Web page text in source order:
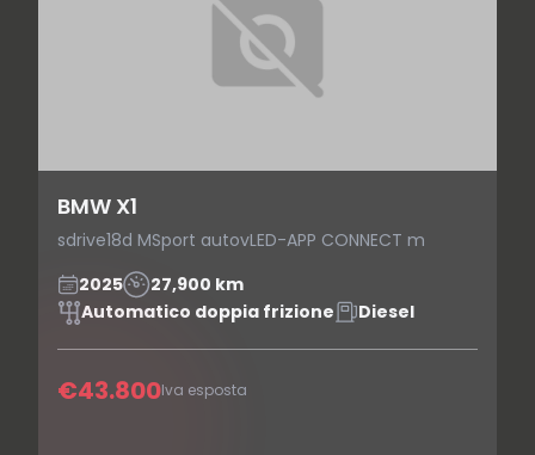
BMW X1
sdrive18d MSport autovLED-APP CONNECT m
2025
27,900 km
Automatico doppia frizione
Diesel
€43.800Iva esposta